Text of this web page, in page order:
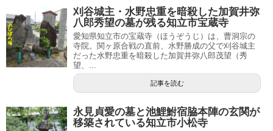
刈谷城主・水野忠重を暗殺した加賀井弥
八郎秀望の墓が残る知立市宝蔵寺
愛知県知立市の宝蔵寺（ほうぞうじ）は、曹洞宗の
寺院。関ヶ原合戦の直前、水野勝成の父で刈谷城主
だった水野忠重を暗殺した加賀井弥八郎茂望（秀
望、...
記事を読む
永見貞愛の墓と池鯉鮒宿脇本陣の玄関が
移築されている知立市小松寺